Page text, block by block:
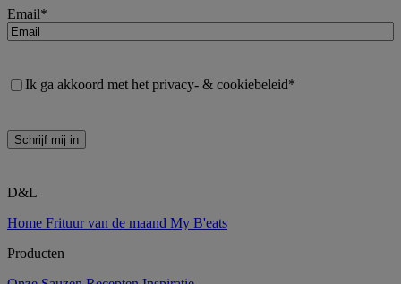
Email*
Consent *
Ik ga akkoord met het privacy- & cookiebeleid*
Schrijf mij in
D&L
Home Frituur van de maand My B'eats
Producten